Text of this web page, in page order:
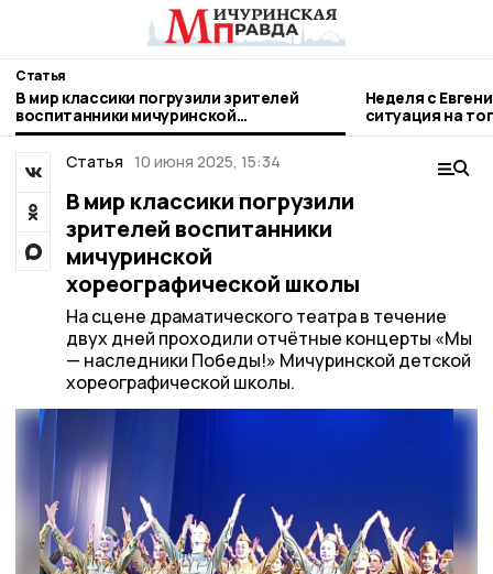
Статья
В мир классики погрузили зрителей
воспитанники мичуринской
хореографической школы
Неделя с
ситуация на
городе и
Статья 10 июня 2025, 15:34
В мир классики погрузили
зрителей воспитанники
мичуринской
хореографической школы
На сцене драматического театра в течение
двух дней проходили отчётные концерты «Мы
— наследники Победы!» Мичуринской детской
хореографической школы.